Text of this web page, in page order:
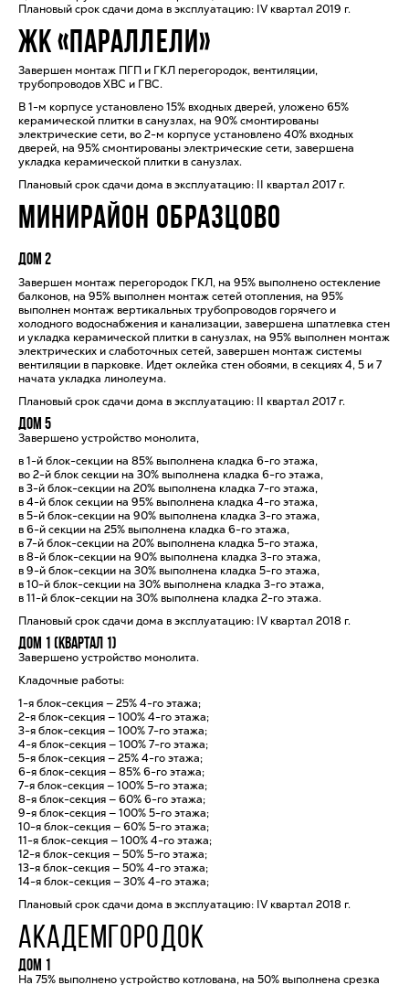
Плановый срок сдачи дома в эксплуатацию: IV квартал 2019 г.
ЖК «ПАРАЛЛЕЛИ»
Завершен монтаж ПГП и ГКЛ перегородок, вентиляции,
трубопроводов ХВС и ГВС.
В 1-м корпусе установлено 15% входных дверей, уложено 65%
керамической плитки в санузлах, на 90% смонтированы
электрические сети, во 2-м корпусе установлено 40% входных
дверей, на 95% смонтированы электрические сети, завершена
укладка керамической плитки в санузлах.
Плановый срок сдачи дома в эксплуатацию: II квартал 2017 г.
МИНИРАЙОН ОБРАЗЦОВО
Дом 2
Завершен монтаж перегородок ГКЛ, на 95% выполнено остекление
балконов, на 95% выполнен монтаж сетей отопления, на 95%
выполнен монтаж вертикальных трубопроводов горячего и
холодного водоснабжения и канализации, завершена шпатлевка стен
и укладка керамической плитки в санузлах, на 95% выполнен монтаж
электрических и слаботочных сетей, завершен монтаж системы
вентиляции в парковке. Идет оклейка стен обоями, в секциях 4, 5 и 7
начата укладка линолеума.
Плановый срок сдачи дома в эксплуатацию: II квартал 2017 г.
Дом 5
Завершено устройство монолита,
в 1-й блок-секции на 85% выполнена кладка 6-го этажа,
во 2-й блок секции на 30% выполнена кладка 6-го этажа,
в 3-й блок-секции на 20% выполнена кладка 7-го этажа,
в 4-й блок секции на 95% выполнена кладка 4-го этажа,
в 5-й блок-секции на 90% выполнена кладка 3-го этажа,
в 6-й секции на 25% выполнена кладка 6-го этажа,
в 7-й блок-секции на 20% выполнена кладка 5-го этажа,
в 8-й блок-секции на 90% выполнена кладка 3-го этажа,
в 9-й блок-секции на 30% выполнена кладка 5-го этажа,
в 10-й блок-секции на 30% выполнена кладка 3-го этажа,
в 11-й блок-секции на 30% выполнена кладка 2-го этажа.
Плановый срок сдачи дома в эксплуатацию: IV квартал 2018 г.
Дом 1 (квартал 1)
Завершено устройство монолита.
Кладочные работы:
1-я блок-секция — 25% 4-го этажа;
2-я блок-секция — 100% 4-го этажа;
3-я блок-секция — 100% 7-го этажа;
4-я блок-секция — 100% 7-го этажа;
5-я блок-секция — 25% 4-го этажа;
6-я блок-секция — 85% 6-го этажа;
7-я блок-секция — 100% 5-го этажа;
8-я блок-секция — 60% 6-го этажа;
9-я блок-секция — 100% 5-го этажа;
10-я блок-секция — 60% 5-го этажа;
11-я блок-секция — 100% 4-го этажа;
12-я блок-секция — 50% 5-го этажа;
13-я блок-секция — 50% 4-го этажа;
14-я блок-секция — 30% 4-го этажа;
Плановый срок сдачи дома в эксплуатацию: IV квартал 2018 г.
АКАДЕМГОРОДОК
Дом 1
На 75% выполнено устройство котлована, на 50% выполнена срезка